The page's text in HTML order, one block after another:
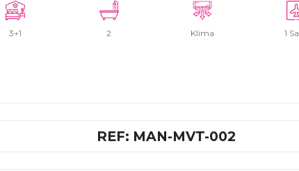
3+1 2 Klima 1
REF: MAN-MVT-002